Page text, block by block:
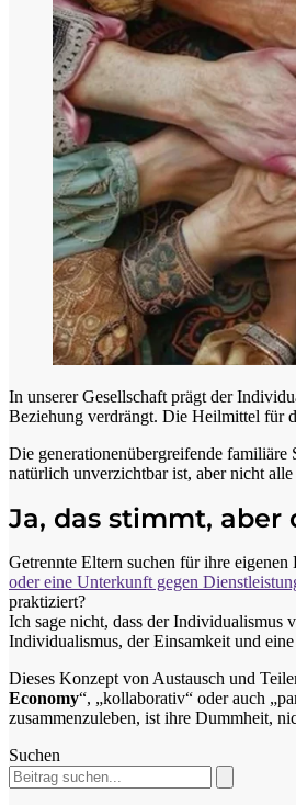
In unserer Gesellschaft prägt der
Beziehung verdrängt. Die Heilmittel für
Die generationenübergreifende familiäre
natürlich unverzichtbar ist, aber nicht
Ja, das stimmt, aber
Getrennte Eltern suchen für ihre
oder eine Unterkunft gegen
praktiziert?
Ich sage nicht, dass der Individualismus
Individualismus, der Einsamkeit und
Dieses Konzept von Austausch und
Economy“, „kollaborativ“ oder auch
zusammenzuleben, ist ihre Dummheit,
Suchen